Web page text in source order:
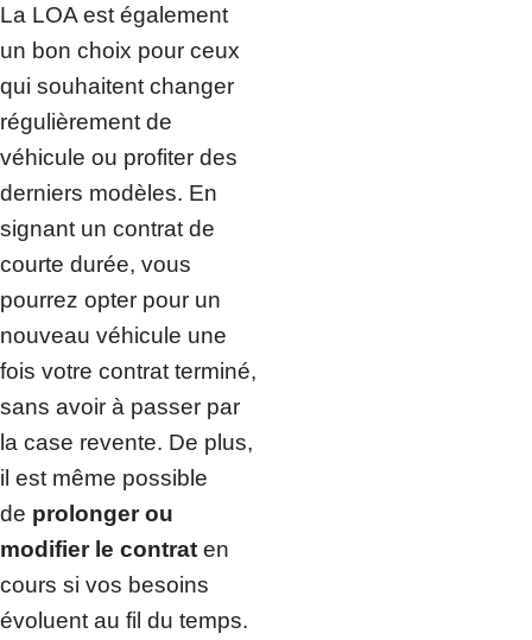
La LOA est également
un bon choix pour ceux
qui souhaitent changer
régulièrement de
véhicule ou profiter des
derniers modèles. En
signant un contrat de
courte durée, vous
pourrez opter pour un
nouveau véhicule une
fois votre contrat terminé,
sans avoir à passer par
la case revente. De plus,
il est même possible
de prolonger ou
modifier le contrat en
cours si vos besoins
évoluent au fil du temps.